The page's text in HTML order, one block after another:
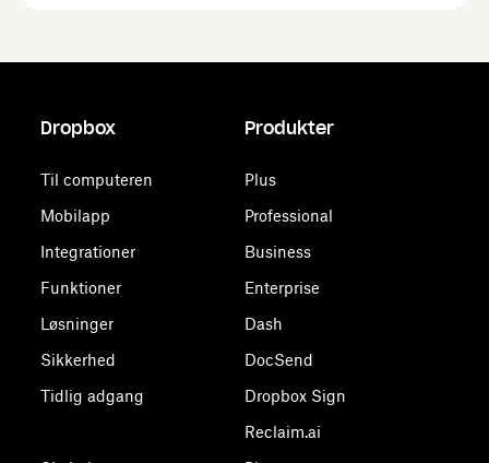
Dropbox
Til computeren
Mobilapp
Integrationer
Funktioner
Løsninger
Sikkerhed
Tidlig adgang
Produkter
Plus
Professional
Business
Enterprise
Dash
DocSend
Dropbox Sign
Reclaim.ai